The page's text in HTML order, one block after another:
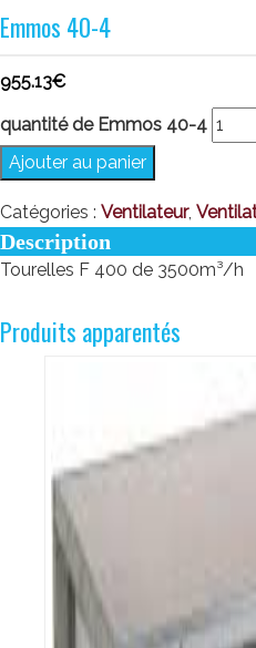
Emmos 40-4
955.13€
quantité de Emmos 40-4
Ajouter au panier
Catégories : Ventilateur,
Description
Tourelles F 400 de 3500m³/h
Produits apparentés